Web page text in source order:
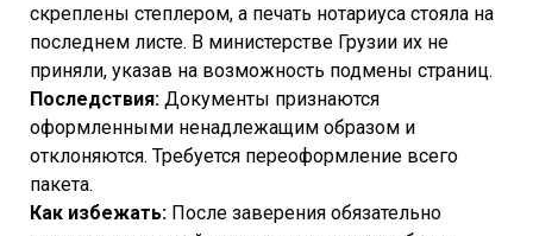
скреплены степлером, а печать нотариуса стояла на
последнем листе. В министерстве Грузии их не
приняли, указав на возможность подмены страниц.
Последствия: Документы признаются
оформленными ненадлежащим образом и
отклоняются. Требуется переоформление всего
пакета.
Как избежать: После заверения обязательно